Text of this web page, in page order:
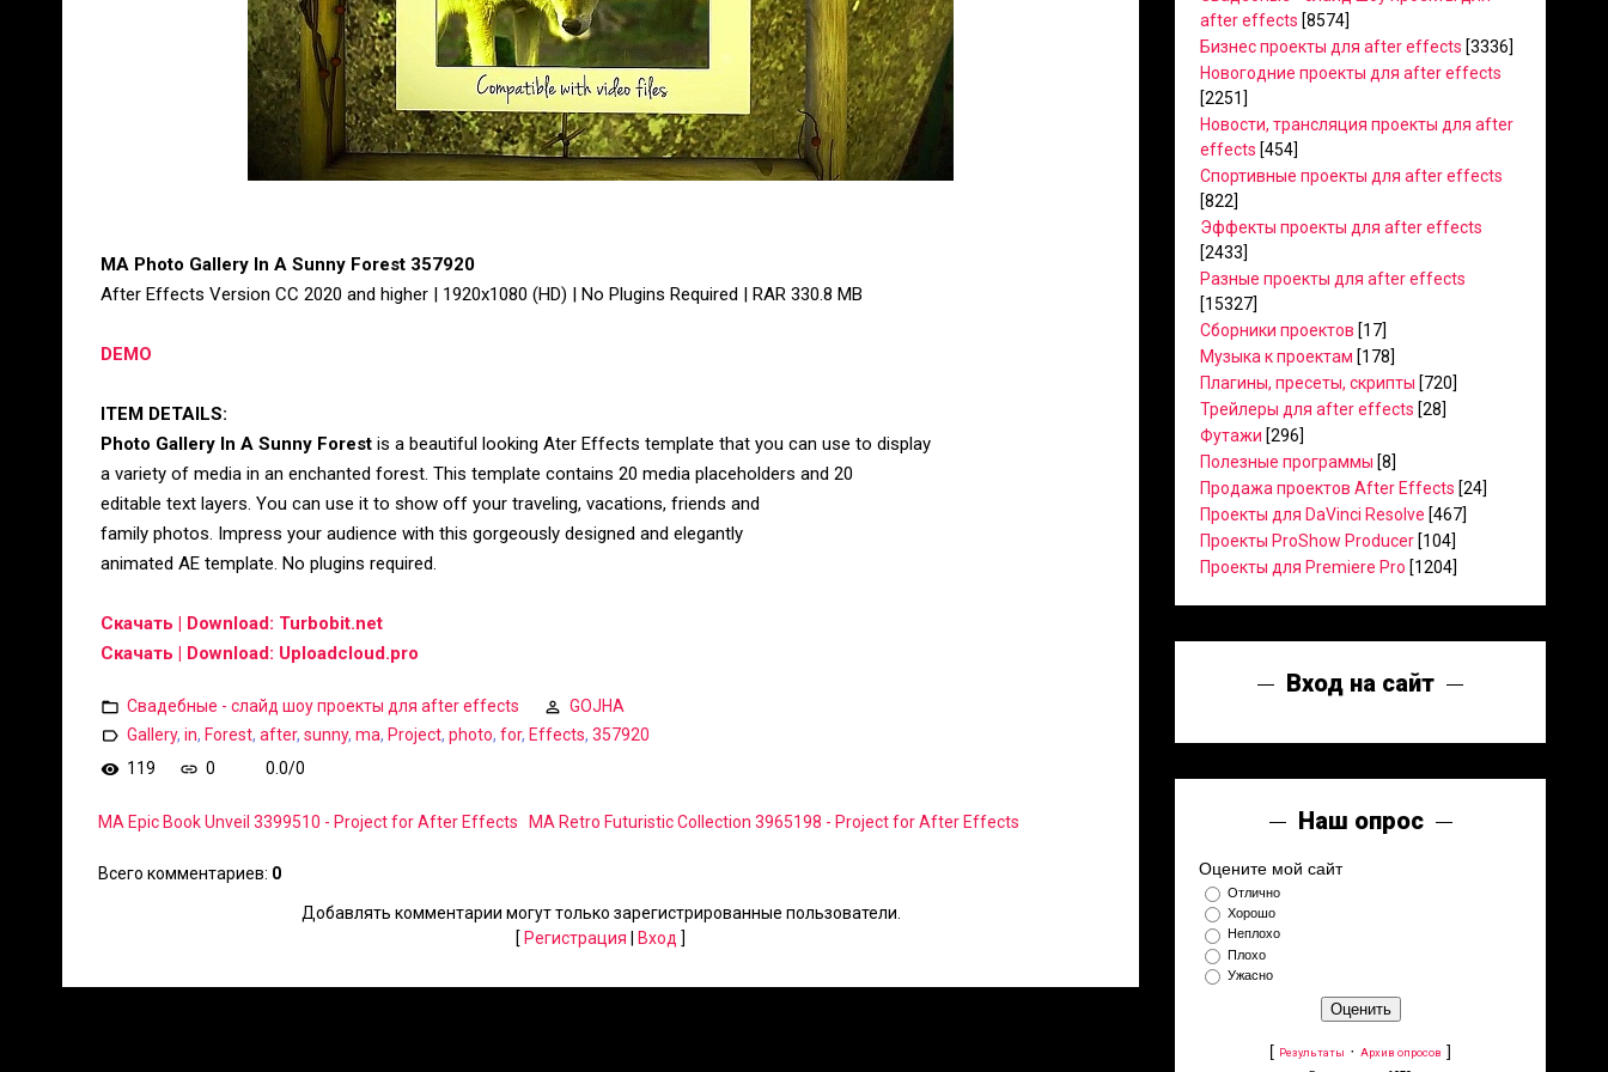
MA Photo Gallery In A Sunny Forest 357920
After Effects Version CC 2020 and higher | 1920x1080 (HD) | No Plugins Required | RAR 330.8 MB
DEMO
ITEM DETAILS:
Photo Gallery In A Sunny Forest is a beautiful looking Ater Effects template that you can use to display
a variety of media in an enchanted forest. This template contains 20 media placeholders and 20
editable text layers. You can use it to show off your traveling, vacations, friends and
family photos. Impress your audience with this gorgeously designed and elegantly
animated AE template. No plugins required.
Скачать | Download: Turbobit.net
Скачать | Download: Uploadcloud.pro
Свадебные - слайд шоу проекты для after effects
GOJHA
Gallery, in, Forest, after, sunny, ma, Project, photo, for, Effects, 357920
119
0 0.0/0
MA Epic Book Unveil 3399510 - Project for After Effects MA Retro Futuristic Collection 3965198 - Project for After Effects
Всего комментариев: 0
Добавлять комментарии могут только зарегистрированные пользователи.
[ Регистрация Вход ]
after effects [8574]
Бизнес проекты для after effects [3336]
Новогодние проекты для after effects
[2251]
Новости, трансляция проекты для after
effects [454]
Спортивные проекты для after effects
[822]
Эффекты проекты для after effects
[2433]
Разные проекты для after effects
[15327]
Сборники проектов [17]
Музыка к проектам [178]
Плагины, пресеты, скрипты [720]
Трейлеры для after effects [28]
Футажи [296]
Полезные программы [8]
Продажа проектов After Effects [24]
Проекты для DaVinci Resolve [467]
Проекты ProShow Producer [104]
Проекты для Premiere Pro [1204]
Вход на сайт
Наш опрос
Оцените мой сайт
Отлично
Хорошо
Неплохо
Плохо
Ужасно
[ Результаты · Архив опросов ]